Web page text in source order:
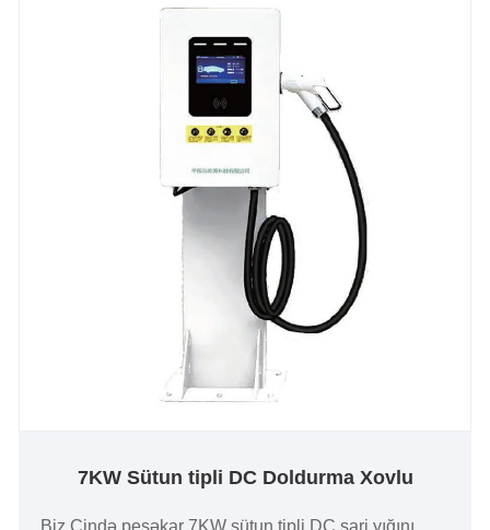
ehtiyaclarınızı ödəyə bilər.
7KW Sütun tipli DC Doldurma Xovlu